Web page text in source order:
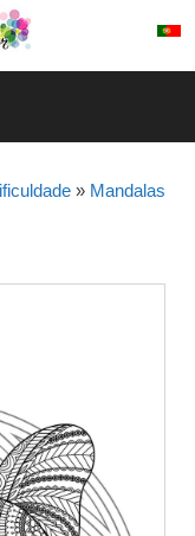
» Mandalas